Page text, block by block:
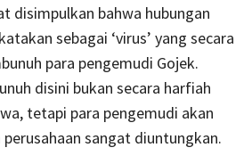
disimpulkan bahwa hubungan
sebagai ‘virus’ yang secara
para pengemudi Gojek.
disini bukan secara harfiah
tetapi para pengemudi akan
sangat diuntungkan.